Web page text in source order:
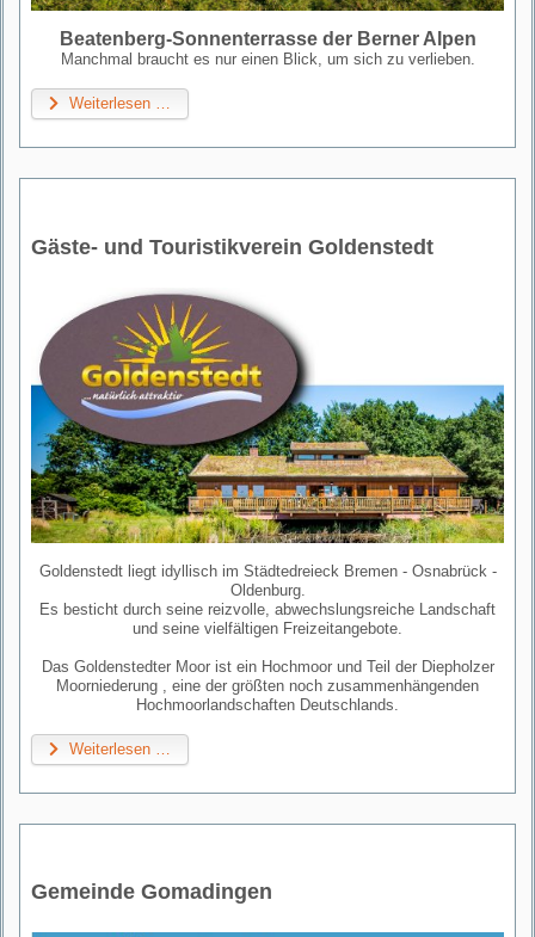
Beatenberg-Sonnenterrasse der Berner Alpen
Manchmal braucht es nur einen Blick, um sich zu verlieben.
Weiterlesen …
Gäste- und Touristikverein Goldenstedt
Goldenstedt liegt idyllisch im Städtedreieck Bremen - Osnabrück -
Oldenburg.
Es besticht durch seine reizvolle, abwechslungsreiche Landschaft
und seine vielfältigen Freizeitangebote.
Das Goldenstedter Moor ist ein Hochmoor und Teil der Diepholzer
Moorniederung , eine der größten noch zusammenhängenden
Hochmoorlandschaften Deutschlands.
Weiterlesen …
Gemeinde Gomadingen